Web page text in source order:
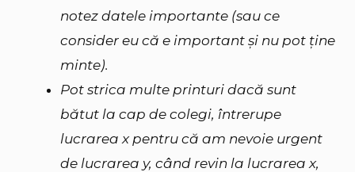
notez datele importante (sau ce
consider eu că e important și nu pot ține
minte).
Pot strica multe printuri dacă sunt
bătut la cap de colegi, întrerupe
lucrarea x pentru că am nevoie urgent
de lucrarea y, când revin la lucrarea x,